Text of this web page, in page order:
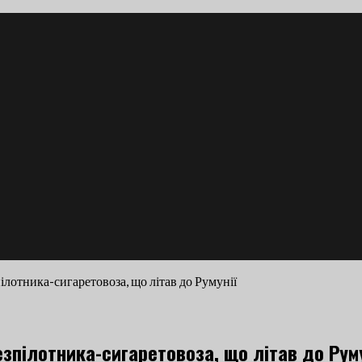
сигаретовоза, що літав до Румунії
сигаретовоза, що літав до